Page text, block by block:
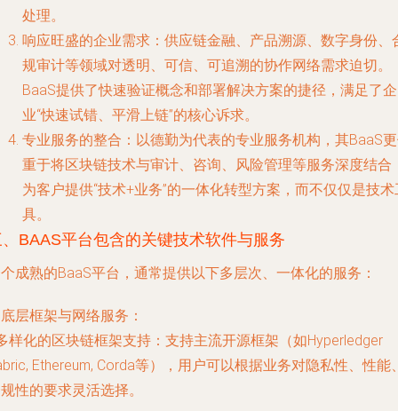
处理。
响应旺盛的企业需求 ：供应链金融、产品溯源、数字身份、
规审计等领域对透明、可信、可追溯的协作网络需求迫切。
BaaS提供了快速验证概念和部署解决方案的捷径，满足了企
业“快速试错、平滑上链”的核心诉求。
专业服务的整合 ：以德勤为代表的专业服务机构，其BaaS
重于将区块链技术与审计、咨询、风险管理等服务深度结合
为客户提供“技术+业务”的一体化转型方案，而不仅仅是技术
具。
BAAS平台包含的关键技术软件与服务
成熟的BaaS平台，通常提供以下多层次、一体化的服务：
层框架与网络服务：
样化的区块链框架支持 ：支持主流开源框架（如Hyperledger
Ethereum, Corda等），用户可以根据业务对隐私性、性能
性的要求灵活选择。